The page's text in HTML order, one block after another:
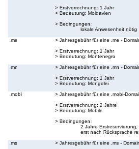
> Erstverrechnung: 1 Jahr
> Bedeutung: Moldavien
> Bedingungen:
lokale Anwesenheit nötig
.me
> Jahresgebühr für eine .me -
> Erstverrechnung: 1 Jahr
> Bedeutung: Montenegro
.mn
> Jahresgebühr für eine .mn -
> Erstverrechnung: 1 Jahr
> Bedeutung: Mongolei
.mobi
> Jahresgebühr für eine .mobi-
> Erstverrechnung: 2 Jahre
> Bedeutung: Mobile
> Bedingungen:
2 Jahre
erst nach Rücksprache
.ms
> Jahresgebühr für eine .ms -